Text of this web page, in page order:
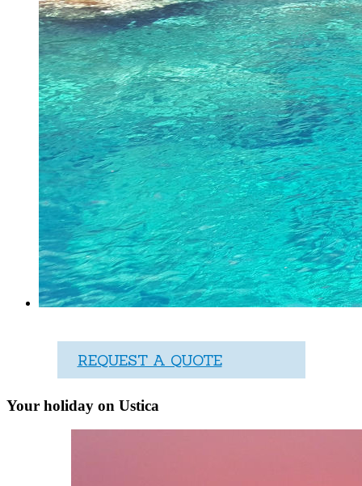
REQUEST A QUOTE
Your holiday on Ustica